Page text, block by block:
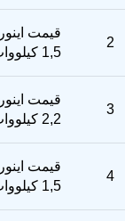
2
1,5 کیلووات
3
2,2 کیلووات
4
1,5 کیلووات